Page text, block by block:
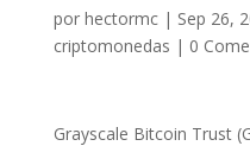
por hectormc| Sep 26,
criptomonedas | 0
Grayscale Bitcoin Trust